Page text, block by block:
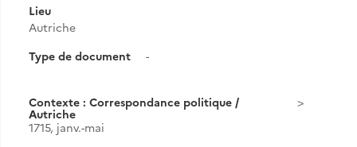
Lieu
Autriche
Type de document
-
Contexte : Correspondance politique /
Autriche
1715, janv.-mai